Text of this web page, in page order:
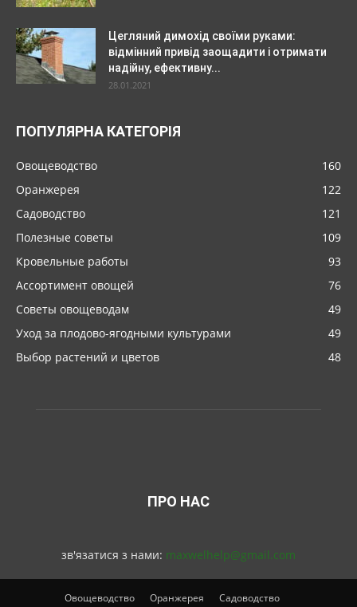
Цегляний димохід своїми руками:
відмінний привід заощадити і отримати
надійну, ефективну...
28.01.2021
ПОПУЛЯРНА КАТЕГОРІЯ
Овощеводство
160
Оранжерея
122
Садоводство
121
Полезные советы
109
Кровельные работы
93
Ассортимент овощей
76
Советы овощеводам
49
Уход за плодово-ягодными культурами
49
Выбор растений и цветов
48
ПРО НАС
зв'язатися з нами: maxwelhelp@gmail.com
Овощеводство Оранжерея Садоводство